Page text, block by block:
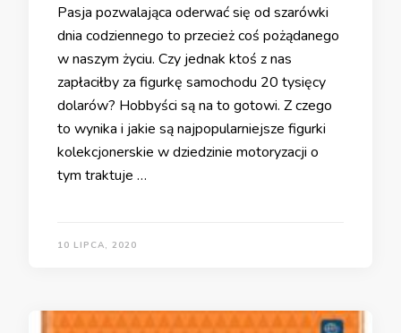
Pasja pozwalająca oderwać się od szarówki
dnia codziennego to przecież coś pożądanego
w naszym życiu. Czy jednak ktoś z nas
zapłaciłby za figurkę samochodu 20 tysięcy
dolarów? Hobbyści są na to gotowi. Z czego
to wynika i jakie są najpopularniejsze figurki
kolekcjonerskie w dziedzinie motoryzacji o
tym traktuje …
10 LIPCA, 2020